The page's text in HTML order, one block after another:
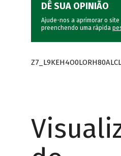
DÊ SUA OPINIÃO
Ajude-nos a aprimorar o site
preenchendo uma rápida